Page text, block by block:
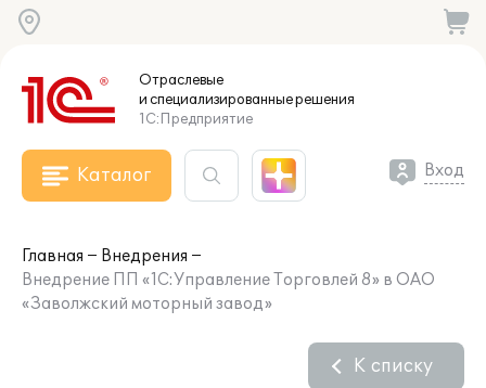
Отраслевые
и специализированныерешения
1С:Предприятие
Каталог Вход
Главная
Внедрения
Внедрение ПП «1С:Управление Торговлей 8» в ОАО
«Заволжский моторный завод»
К списку